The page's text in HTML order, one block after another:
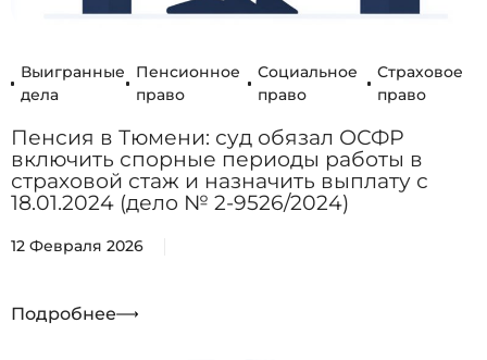
Выигранные
дела
Пенсионное
право
Социальное
право
Страховое
право
Пенсия в Тюмени: суд обязал ОСФР
включить спорные периоды работы в
страховой стаж и назначить выплату с
18.01.2024 (дело № 2-9526/2024)
12 Февраля 2026
Подробнее